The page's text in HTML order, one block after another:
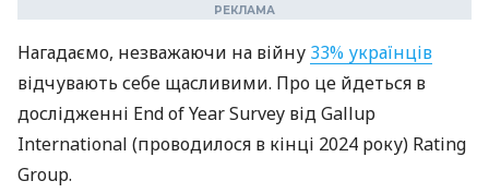
Нагадаємо, незважаючи на війну 33% українців
відчувають себе щасливими. Про це йдеться в
дослідженні End of Year Survey від Gallup
International (проводилося в кінці 2024 року) Rating
Group.